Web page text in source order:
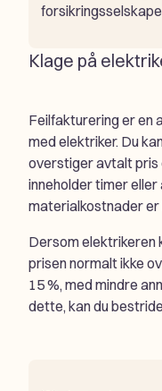
Klage på
Feilfakturering er en
med elektriker. Du
overstiger avtalt pris
inneholder timer
materialkostnader er
Dersom elektrikeren
prisen normalt ikke
15 %, med mindre
dette, kan du